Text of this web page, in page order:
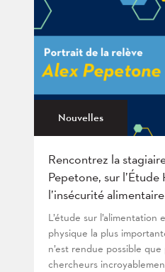
Nouvelles
Rencontrez la
Pepetone, sur l’Étude
l’insécurité alimentaire
L’étude sur l’alimentation
physique la plus
n’est rendue possible que
chercheurs